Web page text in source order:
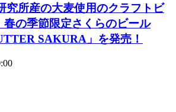
究所産の大麦使用のクラフトビ
の季節限定さくらのビール
SAKURA」を発売！